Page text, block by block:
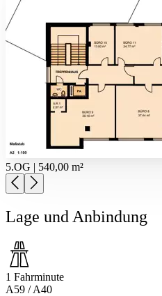
5.OG | 540,00 m²
Lage und Anbindung
1 Fahrminute
A59 / A40